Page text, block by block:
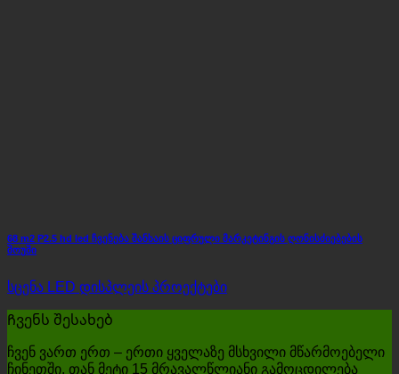
68 m2 P2.5 hd led ჩვენება შანხაის ციფრული მარკეტინგის ღონისძიებების
შოუში
სცენა LED დისპლეის პროექტები
Ჩვენს შესახებ
ჩვენ ვართ ერთ – ერთი ყველაზე მსხვილი მწარმოებელი
ჩინეთში, თან მეტი 15 მრავალწლიანი გამოცდილება